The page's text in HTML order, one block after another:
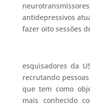
antidepressivos
fazer oito sessões
esquisadores da
recrutando
que tem como
mais conhecido